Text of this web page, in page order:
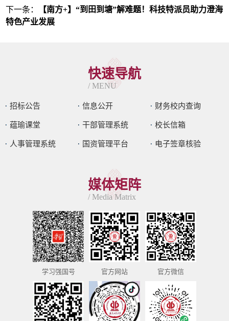
下一条：
【南方+】“到田到塘”解难题！科技特派员助力澄海
特色产业发展
快速导航
/ MENU
招标公告 信息公开 财务校内查询
蕴瑜课堂 干部管理系统 校长信箱
人事管理系统 国资管理平台 电子签章核验
媒体矩阵
/ Media Matrix
学习强国号 官方网站 官方微信